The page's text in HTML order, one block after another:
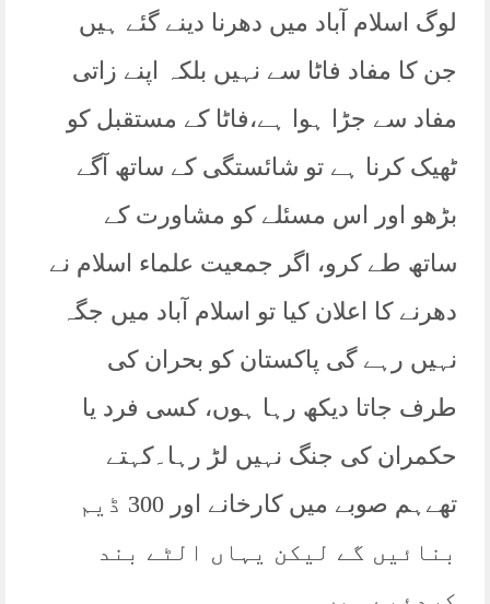
لوگ اسلام آباد میں دھرنا دینے گئے ہیں
جن کا مفاد فاٹا سے نہیں بلکہ اپنے زاتی
مفاد سے جڑا ہوا ہے،فاٹا کے مستقبل کو
ٹھیک کرنا ہے تو شائستگی کے ساتھ آگے
بڑھو اور اس مسئلے کو مشاورت کے
ساتھ طے کرو، اگر جمعیت علماء اسلام نے
دھرنے کا اعلان کیا تو اسلام آباد میں جگہ
نہیں رہے گی پاکستان کو بحران کی
طرف جاتا دیکھ رہا ہوں، کسی فرد یا
حکمران کی جنگ نہیں لڑ رہا۔کہتے
تھےہم صوبے میں کارخانے اور 300 ڈیم
بنائیں گے لیکن یہاں الٹے بند